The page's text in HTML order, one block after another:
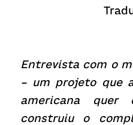
Receba
Entrevista com o
– um projeto que
americana quer
construiu o